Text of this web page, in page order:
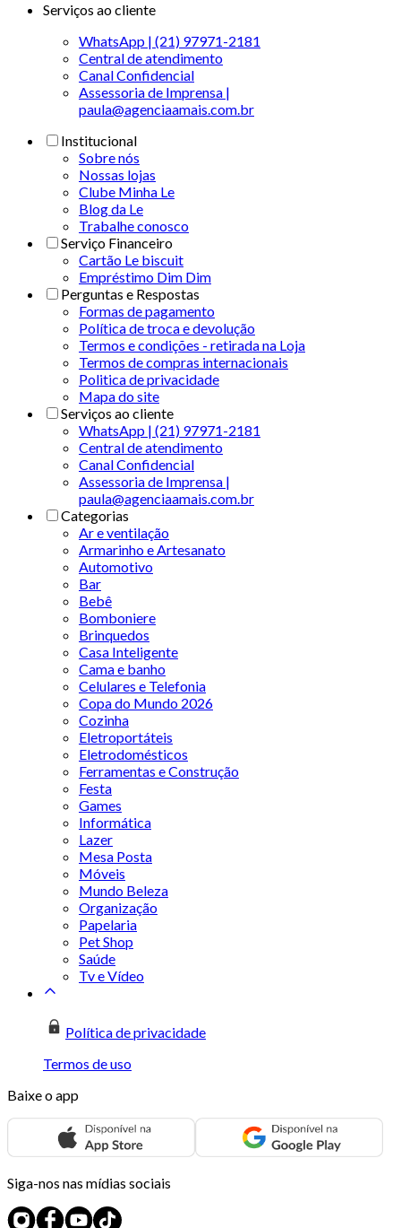
Serviços ao cliente
WhatsApp | (21) 97971-2181
Central de atendimento
Canal Confidencial
Assessoria de Imprensa |
paula@agenciaamais.com.br
Institucional
Sobre nós
Nossas lojas
Clube Minha Le
Blog da Le
Trabalhe conosco
Serviço Financeiro
Cartão Le biscuit
Empréstimo Dim Dim
Perguntas e Respostas
Formas de pagamento
Política de troca e devolução
Termos e condições - retirada na Loja
Termos de compras internacionais
Politica de privacidade
Mapa do site
Serviços ao cliente
WhatsApp | (21) 97971-2181
Central de atendimento
Canal Confidencial
Assessoria de Imprensa |
paula@agenciaamais.com.br
Categorias
Ar e ventilação
Armarinho e Artesanato
Automotivo
Bar
Bebê
Bomboniere
Brinquedos
Casa Inteligente
Cama e banho
Celulares e Telefonia
Copa do Mundo 2026
Cozinha
Eletroportáteis
Eletrodomésticos
Ferramentas e Construção
Festa
Games
Informática
Lazer
Mesa Posta
Móveis
Mundo Beleza
Organização
Papelaria
Pet Shop
Saúde
Tv e Vídeo
Política de privacidade
Termos de uso
Baixe o app
Siga-nos nas mídias sociais